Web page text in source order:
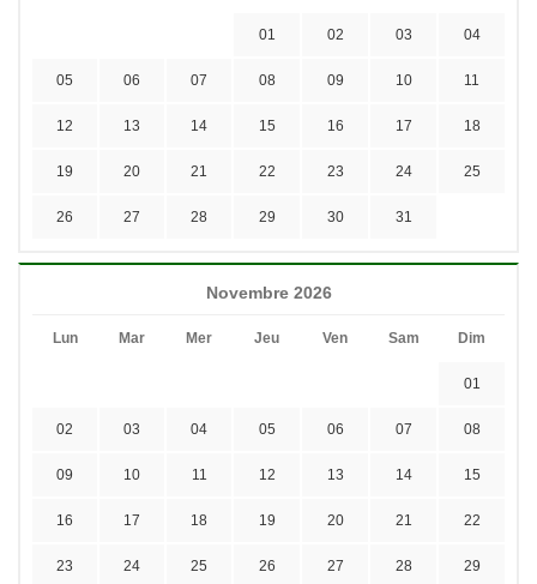
01 02 03 04
05 06 07 08 09 10 11
12 13 14 15 16 17 18
19 20 21 22 23 24 25
26 27 28 29 30 31
Novembre 2026
Lun Mar Mer Jeu Ven Sam Dim
01
02 03 04 05 06 07 08
09 10 11 12 13 14 15
16 17 18 19 20 21 22
23 24 25 26 27 28 29